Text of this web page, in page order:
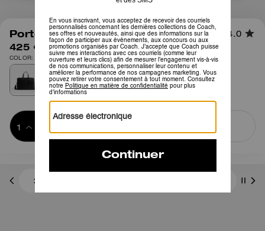
1/7
Porte-Documents Caden 4.0
425 €
COLOR: Noir
panier
3 paiements de 141,66 € à 0 % d'intérêt avec